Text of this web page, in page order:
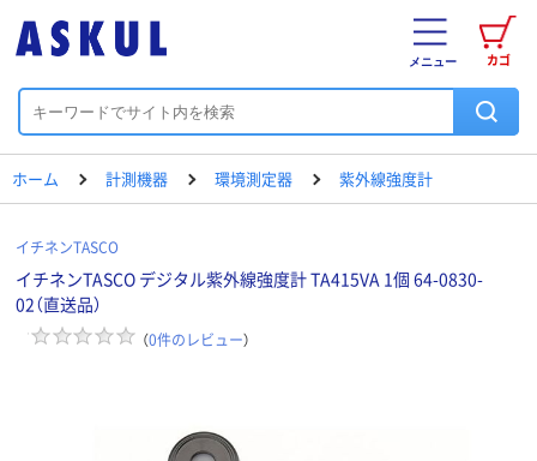
カゴ
メニュー
ホーム 計測機器 環境測定器 紫外線強度計
イチネンTASCO
イチネンTASCO デジタル紫外線強度計 TA415VA 1個 64-0830-
02（直送品）
（0件のレビュー）